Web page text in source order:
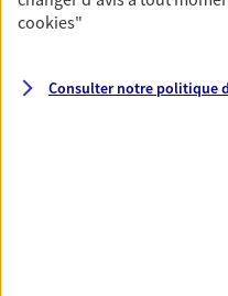
unique pour protéger
équipements et
Découvrir l'offre
cookies"
Consulter notre politique